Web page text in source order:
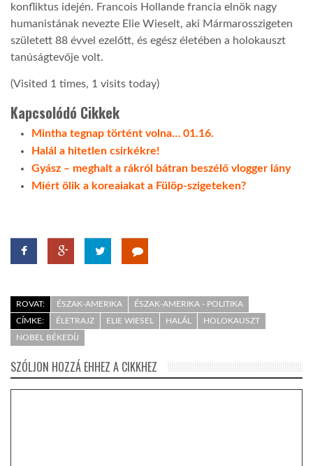
konfliktus idején. Francois Hollande francia elnök nagy
humanistának nevezte Elie Wieselt, aki Mármarosszigeten
született 88 évvel ezelőtt, és egész életében a holokauszt
tanúságtevője volt.
(Visited 1 times, 1 visits today)
Kapcsolódó Cikkek
Mintha tegnap történt volna… 01.16.
Halál a hitetlen csirkékre!
Gyász – meghalt a rákról bátran beszélő vlogger lány
Miért ölik a koreaiakat a Fülöp-szigeteken?
ROVAT: ÉSZAK-AMERIKA
ÉSZAK-AMERIKA - POLITIKA
CÍMKE:
ÉLETRAJZ ELIE WIESEL HALÁL
HOLOKAUSZT
NOBEL BÉKEDÍJ
SZÓLJON HOZZÁ EHHEZ A CIKKHEZ